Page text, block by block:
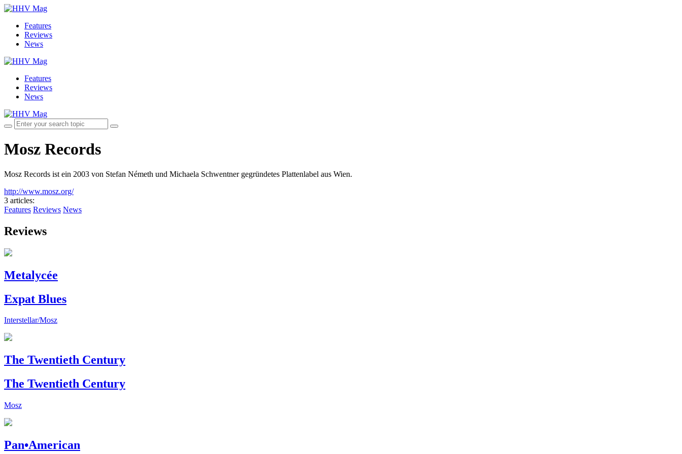
Features
Reviews
News
Features
Reviews
News
Mosz Records
Mosz Records ist ein 2003 von Stefan Németh und Michaela Schwentner gegründetes Plattenlabel aus Wien.
http://www.mosz.org/
3 articles:
Features Reviews News
Reviews
Metalycée
Expat Blues
Interstellar/Mosz
The Twentieth Century
The Twentieth Century
Mosz
Pan•American